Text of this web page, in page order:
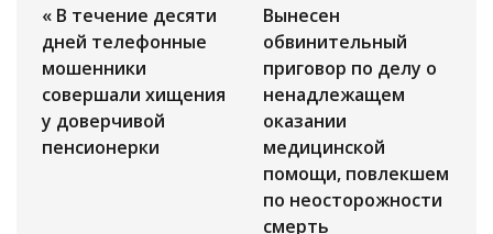
« В течение десяти
дней телефонные
мошенники
совершали хищения
у доверчивой
пенсионерки
Вынесен
обвинительный
приговор по делу о
ненадлежащем
оказании
медицинской
помощи, повлекшем
по неосторожности
смерть